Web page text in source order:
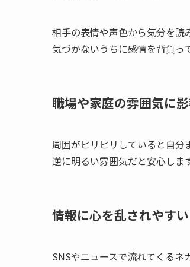
相手の表情や声色から気分を読
気づかないうちに感情を背負っ
職場や家庭の雰囲気に
周囲がピリピリしていると自分
逆に明るい雰囲気だと安心しま
情報に心を乱されやすい
SNSやニュースで流れてくるネ